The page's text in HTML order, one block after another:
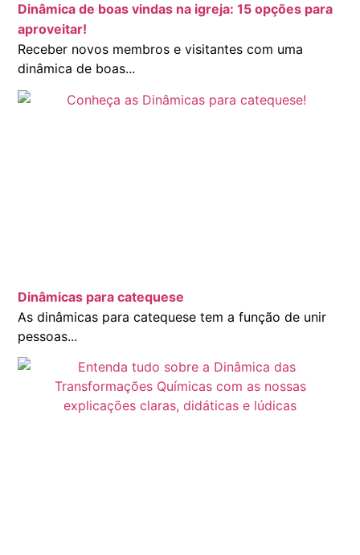
Dinâmica de boas vindas na igreja: 15 opções para
aproveitar!
Receber novos membros e visitantes com uma
dinâmica de boas...
Dinâmicas para catequese
As dinâmicas para catequese tem a função de unir
pessoas...